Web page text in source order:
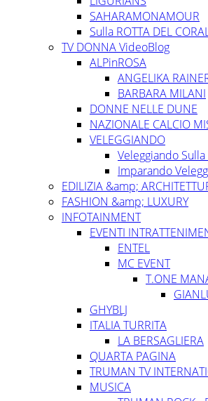
SAHARAMONAMOUR
Sulla ROTTA DEL
TV DONNA VideoBlog
ALPinROSA
ANGELIKA
BARBARA MILANI
DONNE NELLE DUNE
NAZIONALE CALCIO
VELEGGIANDO
Veleggiando
Imparando
EDILIZIA &amp;
FASHION &amp; LUXURY
INFOTAINMENT
EVENTI
ENTEL
MC EVENT
T.ONE
GHYBLJ
ITALIA TURRITA
LA BERSAGLIERA
QUARTA PAGINA
TRUMAN TV
MUSICA